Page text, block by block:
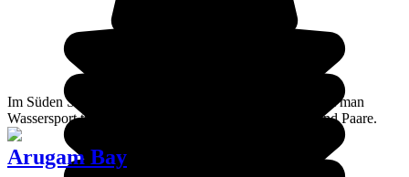
Im Süden Sri Lankas ist Hikkaduwa ein Badeort, an dem man
Wassersport treiben kann, ideal geeignet für Familien und Paare.
Arugam Bay